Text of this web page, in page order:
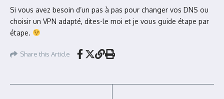
Si vous avez besoin d’un pas à pas pour changer vos DNS ou
choisir un VPN adapté, dites-le moi et je vous guide étape par
étape.
Share this Article